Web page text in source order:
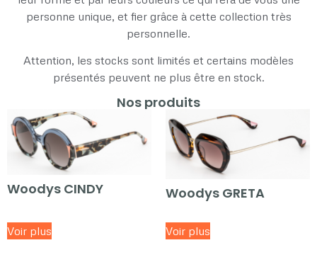
personne unique, et fier grâce à cette collection très
personnelle.
Attention, les stocks sont limités et certains modèles
présentés peuvent ne plus être en stock.
Nos produits
Woodys CINDY
Voir plus
Woodys GRETA
Voir plus